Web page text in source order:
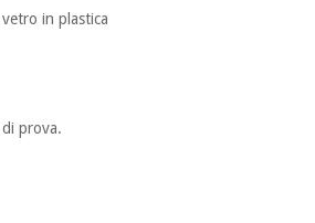
in plastica
prova.